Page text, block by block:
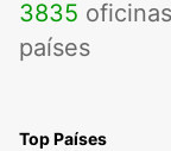
3835
países
Top Países